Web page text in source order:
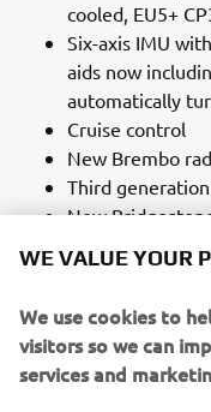
cooled, EU5+
Six-axis IMU
aids now
automatically
Cruise control
New Brembo
Third
New
Adjustable brake
WE VALUE YOUR
We use cookies to
visitors so we can
services and